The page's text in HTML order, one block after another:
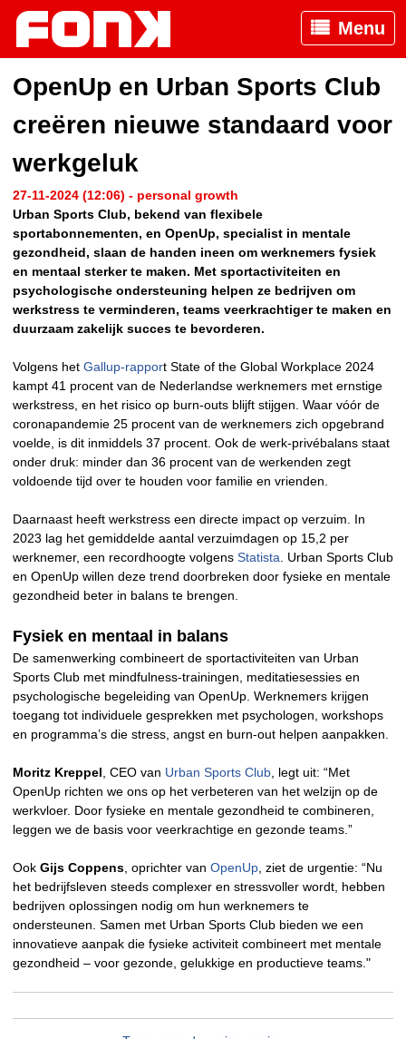
Menu
OpenUp en Urban Sports Club
creëren nieuwe standaard voor
werkgeluk
27-11-2024 (12:06) - personal growth
Urban Sports Club, bekend van flexibele
sportabonnementen, en OpenUp, specialist in mentale
gezondheid, slaan de handen ineen om werknemers fysiek
en mentaal sterker te maken. Met sportactiviteiten en
psychologische ondersteuning helpen ze bedrijven om
werkstress te verminderen, teams veerkrachtiger te maken en
duurzaam zakelijk succes te bevorderen.
Volgens het Gallup-rapport State of the Global Workplace 2024
kampt 41 procent van de Nederlandse werknemers met ernstige
werkstress, en het risico op burn-outs blijft stijgen. Waar vóór de
coronapandemie 25 procent van de werknemers zich opgebrand
voelde, is dit inmiddels 37 procent. Ook de werk-privébalans staat
onder druk: minder dan 36 procent van de werkenden zegt
voldoende tijd over te houden voor familie en vrienden.
Daarnaast heeft werkstress een directe impact op verzuim. In
2023 lag het gemiddelde aantal verzuimdagen op 15,2 per
werknemer, een recordhoogte volgens Statista . Urban Sports Club
en OpenUp willen deze trend doorbreken door fysieke en mentale
gezondheid beter in balans te brengen.
Fysiek en mentaal in balans
De samenwerking combineert de sportactiviteiten van Urban
Sports Club met mindfulness-trainingen, meditatiesessies en
psychologische begeleiding van OpenUp. Werknemers krijgen
toegang tot individuele gesprekken met psychologen, workshops
en programma’s die stress, angst en burn-out helpen aanpakken.
Moritz Kreppel , CEO van Urban Sports Club , legt uit: “Met
OpenUp richten we ons op het verbeteren van het welzijn op de
werkvloer. Door fysieke en mentale gezondheid te combineren,
leggen we de basis voor veerkrachtige en gezonde teams.”
Ook Gijs Coppens , oprichter van OpenUp , ziet de urgentie: “Nu
het bedrijfsleven steeds complexer en stressvoller wordt, hebben
bedrijven oplossingen nodig om hun werknemers te
ondersteunen. Samen met Urban Sports Club bieden we een
innovatieve aanpak die fysieke activiteit combineert met mentale
gezondheid – voor gezonde, gelukkige en productieve teams."